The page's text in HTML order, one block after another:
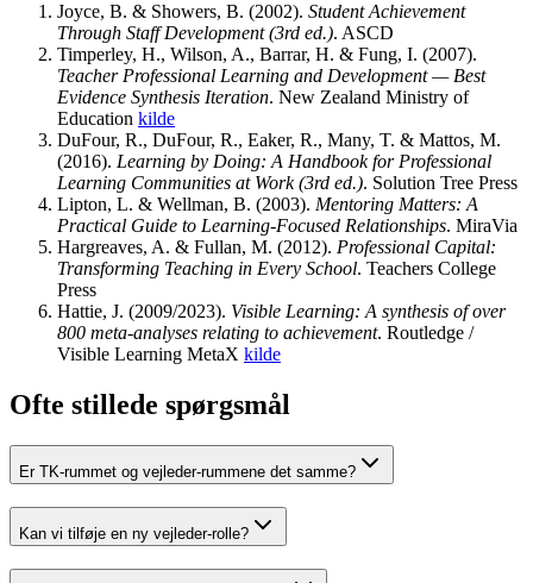
Joyce, B. & Showers, B. (2002). Student Achievement
Through Staff Development (3rd ed.). ASCD
Timperley, H., Wilson, A., Barrar, H. & Fung, I. (2007).
Teacher Professional Learning and Development — Best
Evidence Synthesis Iteration. New Zealand Ministry of
Education kilde
DuFour, R., DuFour, R., Eaker, R., Many, T. & Mattos, M.
(2016). Learning by Doing: A Handbook for Professional
Learning Communities at Work (3rd ed.). Solution Tree Press
Lipton, L. & Wellman, B. (2003). Mentoring Matters: A
Practical Guide to Learning-Focused Relationships. MiraVia
Hargreaves, A. & Fullan, M. (2012). Professional Capital:
Transforming Teaching in Every School. Teachers College
Press
Hattie, J. (2009/2023). Visible Learning: A synthesis of over
800 meta-analyses relating to achievement. Routledge /
Visible Learning MetaX kilde
Ofte stillede spørgsmål
Er TK-rummet og vejleder-rummene det samme?
Kan vi tilføje en ny vejleder-rolle?